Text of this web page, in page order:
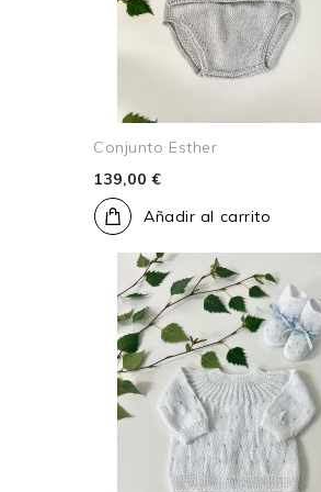
Conjunto Esther
139,00 €
Añadir al carrito